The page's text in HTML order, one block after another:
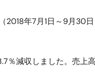
年7月1日～9月30
減収しました。売上